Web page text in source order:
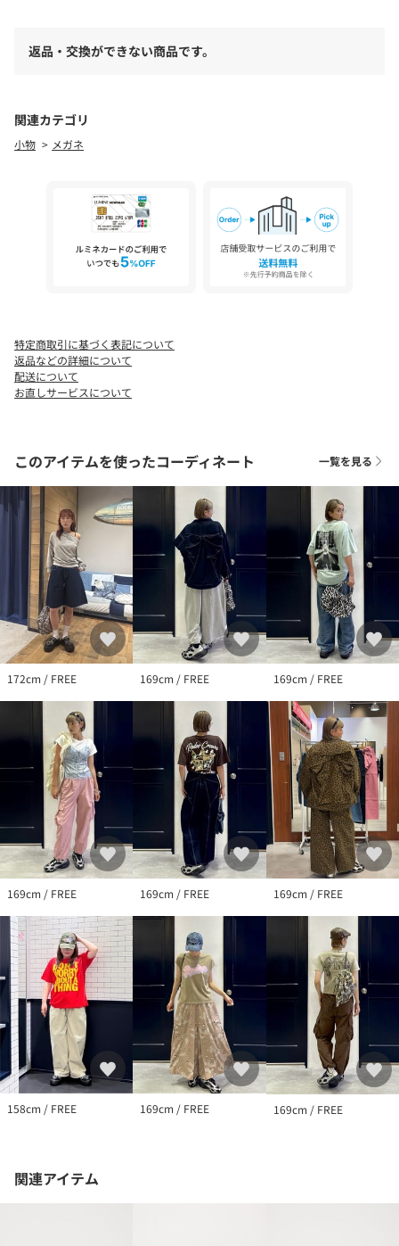
なる場合があります。
※画像の商品は光の照射や角度、お使いのモニター環境により、
実物と色味が異なる場合がございます。
返品・交換ができない商品です。
関連カテゴリ
小物 メガネ
特定商取引に基づく表記について
返品などの詳細について
配送について
お直しサービスについて
このアイテムを使ったコーディネート 一覧を見る
172cm / FREE 169cm / FREE 169cm / FREE
169cm / FREE 169cm / FREE 169cm / FREE
158cm / FREE 169cm / FREE 169cm / FREE
関連アイテム